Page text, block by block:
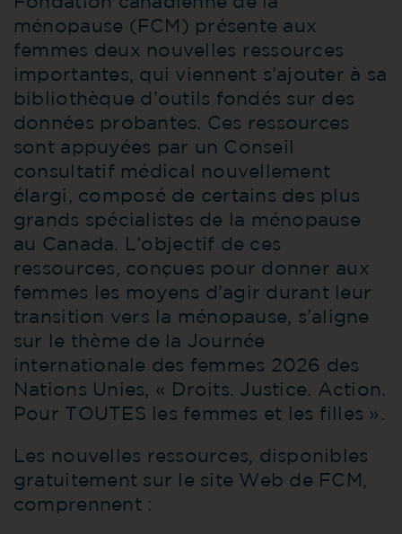
ménopause (FCM) présente aux
femmes deux nouvelles ressources
importantes, qui viennent s’ajouter à sa
bibliothèque d’outils fondés sur des
données probantes. Ces ressources
sont appuyées par un Conseil
consultatif médical nouvellement
élargi, composé de certains des plus
grands spécialistes de la ménopause
au Canada. L’objectif de ces
ressources, conçues pour donner aux
femmes les moyens d’agir durant leur
transition vers la ménopause, s’aligne
sur le thème de la Journée
internationale des femmes 2026 des
Nations Unies, « Droits. Justice. Action.
Pour TOUTES les femmes et les filles ».
Les nouvelles ressources, disponibles
gratuitement sur le site Web de FCM,
comprennent :